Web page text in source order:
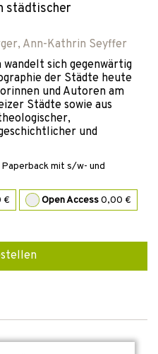
städtischer
, Ann-Kathrin Seyffer
sich gegenwärtig
der Städte heute
und Autoren am
Städte sowie aus
und
Paperback mit s/w- und
€ Open Access0,00 €